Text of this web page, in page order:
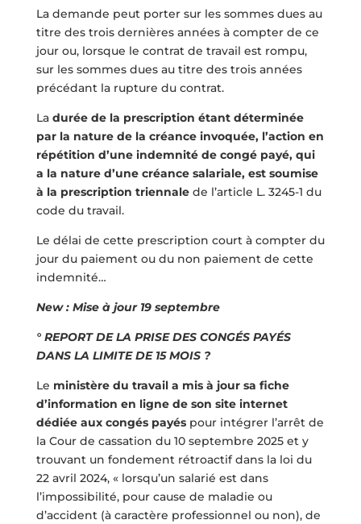
La demande peut porter sur les sommes dues au
titre des trois dernières années à compter de ce
jour ou, lorsque le contrat de travail est rompu,
sur les sommes dues au titre des trois années
précédant la rupture du contrat.
La durée de la prescription étant déterminée
par la nature de la créance invoquée, l’action en
répétition d’une indemnité de congé payé, qui
a la nature d’une créance salariale, est soumise
à la prescription triennalede l’article L. 3245-1 du
code du travail.
Le délai de cette prescription court à compter du
jour du paiement ou du non paiement de cette
indemnité…
New : Mise à jour 19 septembre
° REPORT DE LA PRISE DES CONGÉS PAYÉS
DANS LA LIMITE DE 15 MOIS ?
Le ministère du travail a mis à jour sa fiche
d’information en ligne de son site internet
dédiée aux congés payéspour intégrer l’arrêt de
la Cour de cassation du 10 septembre 2025 et y
trouvant un fondement rétroactif dans la loi du
22 avril 2024, « lorsqu’un salarié est dans
l’impossibilité, pour cause de maladie ou
d’accident (à caractère professionnel ou non), de